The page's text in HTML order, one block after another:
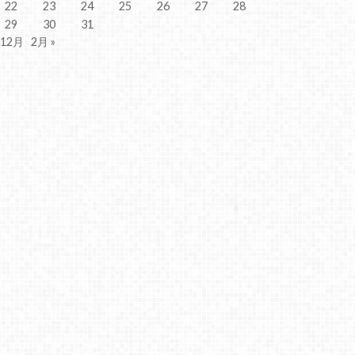
22 23 24 25 26 27
28
29
30
31
月
2月 »